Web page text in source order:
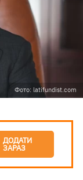
Фото: latifundist.com
ДОДАТИ
ЗАРАЗ